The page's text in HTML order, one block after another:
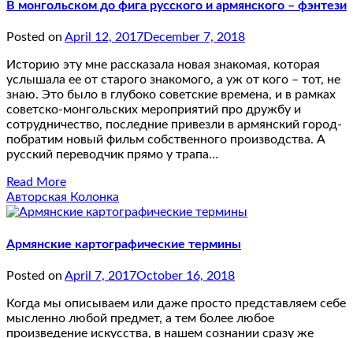
В монгольском до фига русского и армянского – фэнтези
Posted on April 12, 2017December 7, 2018
Историю эту мне рассказала новая знакомая, которая
услышала ее от старого знакомого, а уж от кого – тот, не
знаю. Это было в глубоко советские времена, и в рамках
советско-монгольских мероприятий про дружбу и
сотрудничество, последние привезли в армянский город-
побратим новый фильм собственного производства. А
русский переводчик прямо у трапа…
Read More
Авторская Колонка
Армянские картографические термины
Posted on April 7, 2017October 16, 2018
Когда мы описываем или даже просто представляем себе
мысленно любой предмет, а тем более любое
произведение искусства, в нашем сознании сразу же